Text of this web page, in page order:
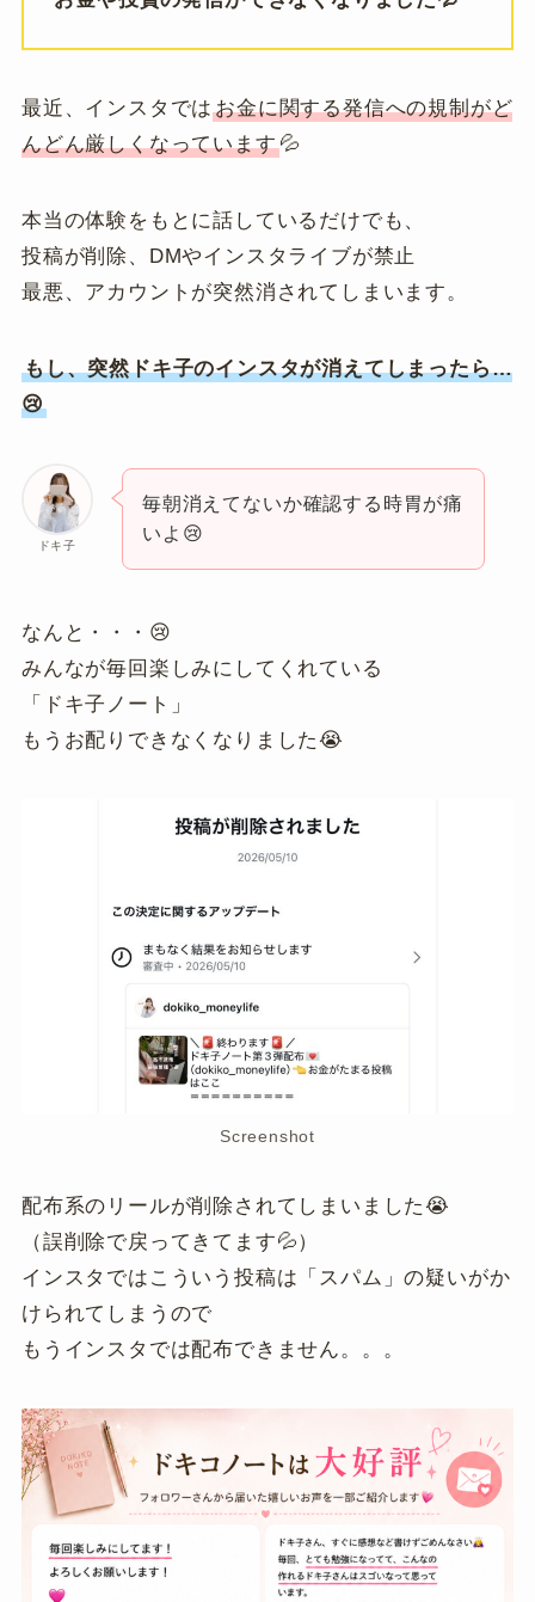
最近、インスタではお金に関する発信への規制がど
んどん厳しくなっています💦
本当の体験をもとに話しているだけでも、
投稿が削除、DMやインスタライブが禁止
最悪、アカウントが突然消されてしまいます。
もし、突然ドキ子のインスタが消えてしまったら…
😢
ドキ子
毎朝消えてないか確認する時胃が痛
いよ😢
なんと・・・😢
みんなが毎回楽しみにしてくれている
「ドキ子ノート」
もうお配りできなくなりました😭
Screenshot
配布系のリールが削除されてしまいました😭
（誤削除で戻ってきてます💦）
インスタではこういう投稿は「スパム」の疑いがか
けられてしまうので
もうインスタでは配布できません。。。